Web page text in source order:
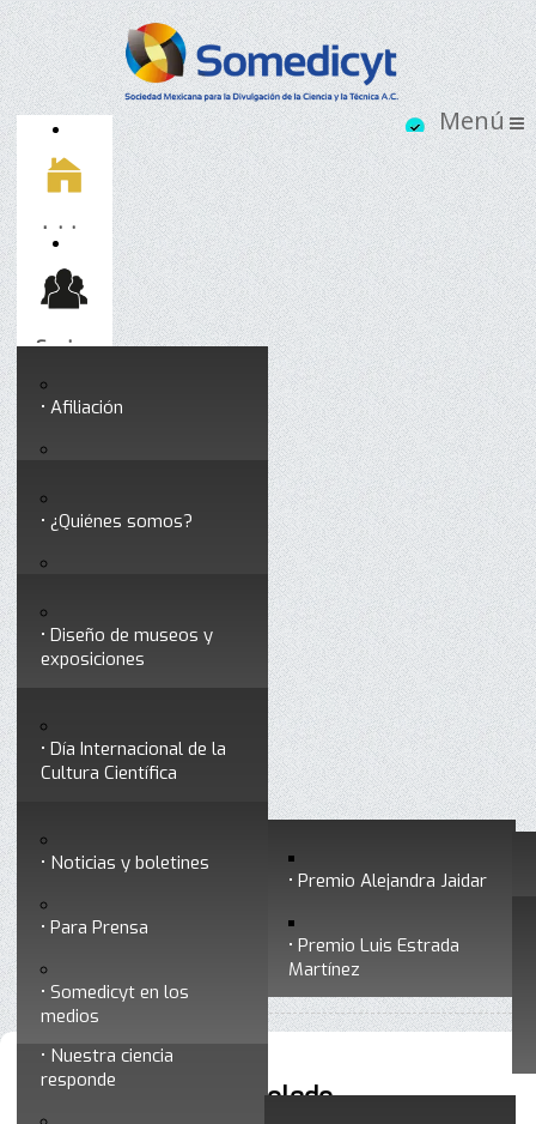
Inicio
Socios
Afiliación
Testimonios
Socios vigentes
Somedicyt
¿Quiénes somos?
Consejo Directivo
profesionales
Premios a divulgadores Premio Alejandra Jaidar
Premio Luis Estrada
Martínez
Servicios
Diseño de museos y
exposiciones
formar divulgadores
Día Internacional de la
Cultura Científica
Ciencia y Tecnología
Nuestra ciencia
responde
Noticias y boletines
Para Prensa
Somedicyt en los
medios
Contacto
Consejo Directivo
•
Mildred Rodríguez Toledo